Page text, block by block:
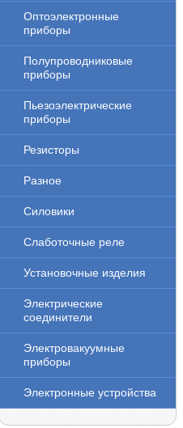
Оптоэлектронные
приборы
Полупроводниковые
приборы
Пьезоэлектрические
приборы
Резисторы
Разное
Силовики
Слаботочные реле
Установочные изделия
Электрические
соединители
Электровакуумные
приборы
Электронные устройства